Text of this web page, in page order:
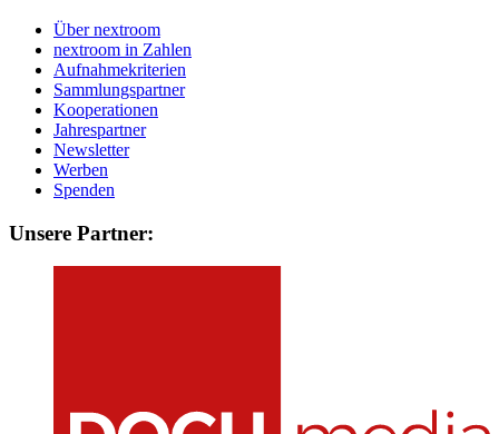
Über nextroom
nextroom in Zahlen
Aufnahmekriterien
Sammlungspartner
Kooperationen
Jahrespartner
Newsletter
Werben
Spenden
Unsere Partner: